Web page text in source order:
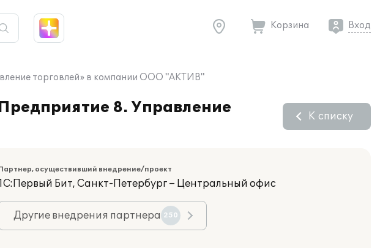
Корзина Вход
торговлей» в компании ООО "АКТИВ"
8. Управление
К списку
осуществивший внедрение/проект
Бит, Санкт-Петербург – Центральный офис
Другие внедрения партнера 250